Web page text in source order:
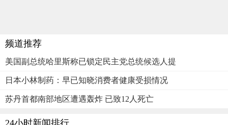
频道推荐
美国副总统哈里斯称已锁定民主党总统候选人提
日本小林制药：早已知晓消费者健康受损情况
苏丹首都南部地区遭遇轰炸 已致12人死亡
24小时新闻排行